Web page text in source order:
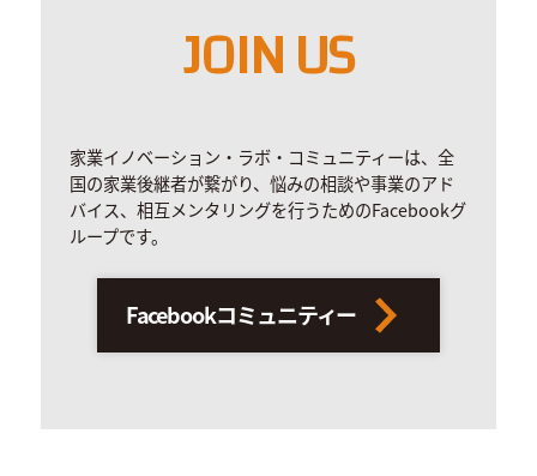
JOIN US
家業イノベーション・ラボ・コミュニティーは、全
国の家業後継者が繋がり、悩みの相談や事業のアド
バイス、相互メンタリングを行うためのFacebookグ
ループです。
Facebookコミュニティー